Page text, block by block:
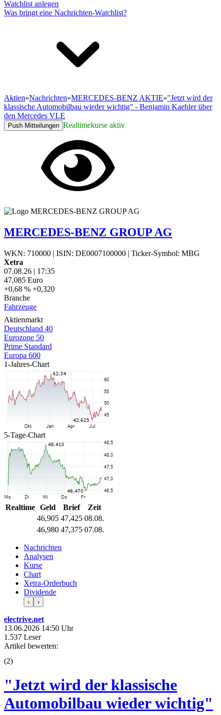
Watchlist anlegen
Was bringt eine Nachrichten-Watchlist?
Aktien»Nachrichten»MERCEDES-BENZ AKTIE»"Jetzt wird der
klassische Automobilbau wieder wichtig" - Benjamin Kaehler über
den Mercedes VLE
Push Mitteilungen Realtimekurse aktiv
MERCEDES-BENZ GROUP AG
WKN: 710000 | ISIN: DE0007100000 | Ticker-Symbol: MBG
Xetra
07.08.26 | 17:35
47,085 Euro
+0,68 % +0,320
Branche
Fahrzeuge
Aktienmarkt
Deutschland 40
Eurozone 50
Prime Standard
Europa 600
1-Jahres-Chart
5-Tage-Chart
Realtime Geld Brief
Zeit
46,905 47,425 08.08.
46,980 47,375 07.08.
Nachrichten
Analysen
Kurse
Chart
Xetra-Orderbuch
Dividende
‹ ›
electrive.net
13.06.2026 14:50 Uhr
1.537 Leser
Artikel bewerten:
(2)
"Jetzt wird der klassische
Automobilbau wieder wichtig"